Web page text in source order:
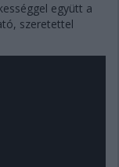
együtt a
szeretettel